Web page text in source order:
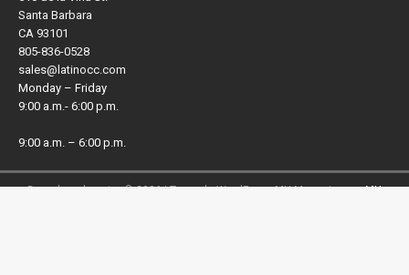
510 de la Vina St.
Santa Barbara
CA 93101
805-836-0528
sales@latinocc.com
Monday – Friday
9:00 a.m.- 6:00 p.m.
9:00 a.m. – 6:00 p.m.